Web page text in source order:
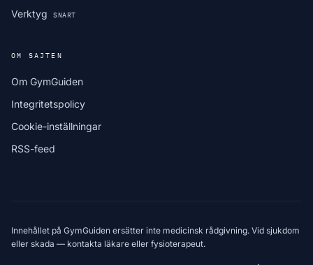
Verktyg
SNART
OM SAJTEN
Om GymGuiden
Integritetspolicy
Cookie-inställningar
RSS-feed
Innehållet på GymGuiden ersätter inte medicinsk rådgivning. Vid sjukdom
eller skada — kontakta läkare eller fysioterapeut.